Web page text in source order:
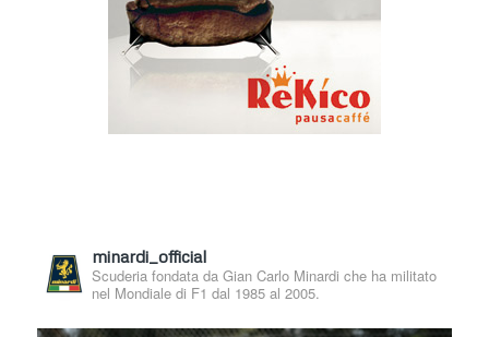
minardi_official
Scuderia fondata da Gian Carlo Minardi che ha militato
nel Mondiale di F1 dal 1985 al 2005.